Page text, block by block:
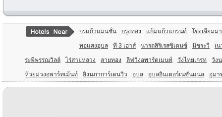
กรแก้วแมนชั่น กรุงทอง แก้มแก้วแกรนด์ โขงเจียมม
ทอแสงอุบล ที 3 เฮาส์ นารถสิริเรสซิเดนซ์ นิชระวี เ
ระพีพรรณวิลล์ ไร่สายหลวง ลายทอง ลีฟวิ่งอพาร์ตเมนท์ วังไทยเกรท วัง
ห้วยม่วงอพาร์ทเม้นท์ อิงนภาการ์เดนวิว อุบล อุบลอินเตอร์เนชั่นแนล อุมา